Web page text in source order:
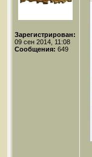
Зарегистрирован:
09 сен 2014, 11:08
Сообщения: 649